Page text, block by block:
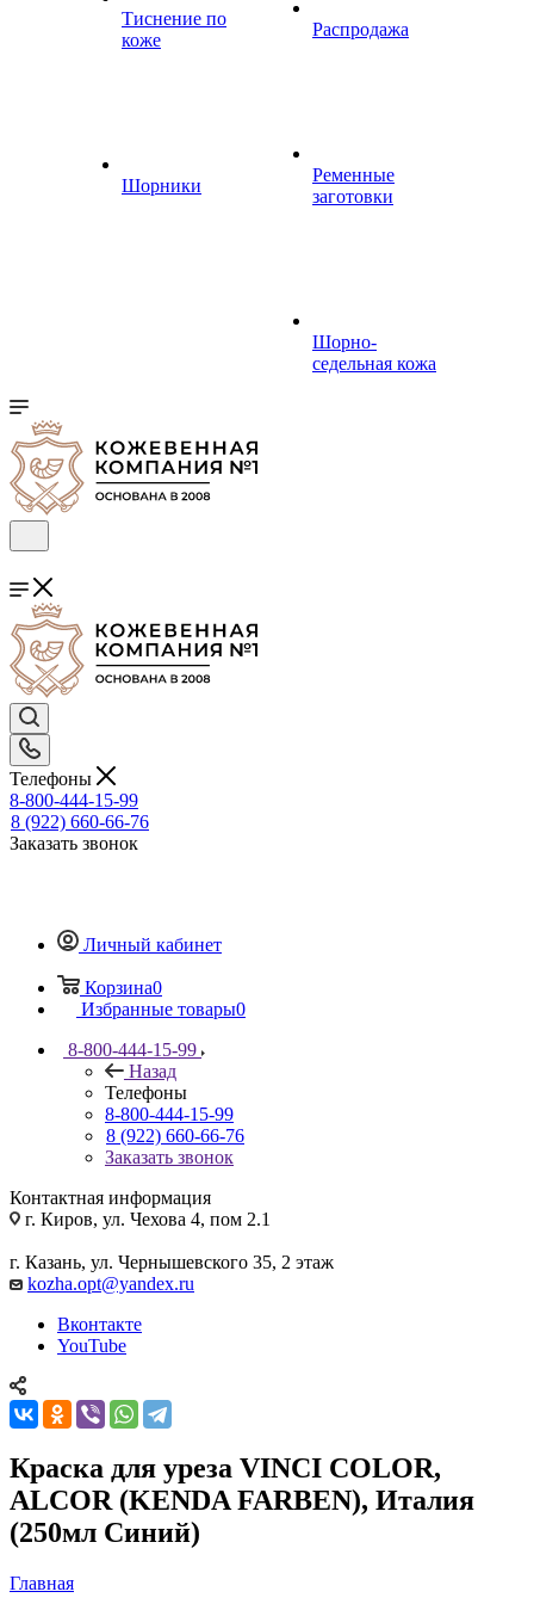
Тиснение по
коже
Шорники
Распродажа
Ременные
заготовки
Шорно-
седельная кожа
Телефоны
8-800-444-15-99
8 (922) 660-66-76
Заказать звонок
Личный кабинет
Корзина0
Избранные товары0
8-800-444-15-99
Назад
Телефоны
8-800-444-15-99
8 (922) 660-66-76
Заказать звонок
Контактная информация
г. Киров, ул. Чехова 4, пом 2.1
г. Казань, ул. Чернышевского 35, 2 этаж
kozha.opt@yandex.ru
Вконтакте
YouTube
Краска для уреза VINCI COLOR,
ALCOR (KENDA FARBEN), Италия
(250мл Синий)
Главная